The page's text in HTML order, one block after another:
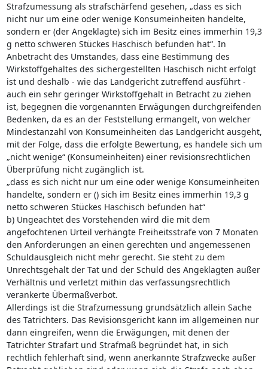
Strafzumessung als strafschärfend gesehen, „dass es sich
nicht nur um eine oder wenige Konsumeinheiten handelte,
sondern er (der Angeklagte) sich im Besitz eines immerhin 19,3
g netto schweren Stückes Haschisch befunden hat“. In
Anbetracht des Umstandes, dass eine Bestimmung des
Wirkstoffgehaltes des sichergestellten Haschisch nicht erfolgt
ist und deshalb - wie das Landgericht zutreffend ausführt -
auch ein sehr geringer Wirkstoffgehalt in Betracht zu ziehen
ist, begegnen die vorgenannten Erwägungen durchgreifenden
Bedenken, da es an der Feststellung ermangelt, von welcher
Mindestanzahl von Konsumeinheiten das Landgericht ausgeht,
mit der Folge, dass die erfolgte Bewertung, es handele sich um
„nicht wenige“ (Konsumeinheiten) einer revisionsrechtlichen
Überprüfung nicht zugänglich ist.
„dass es sich nicht nur um eine oder wenige Konsumeinheiten
handelte, sondern er () sich im Besitz eines immerhin 19,3 g
netto schweren Stückes Haschisch befunden hat“
b) Ungeachtet des Vorstehenden wird die mit dem
angefochtenen Urteil verhängte Freiheitsstrafe von 7 Monaten
den Anforderungen an einen gerechten und angemessenen
Schuldausgleich nicht mehr gerecht. Sie steht zu dem
Unrechtsgehalt der Tat und der Schuld des Angeklagten außer
Verhältnis und verletzt mithin das verfassungsrechtlich
verankerte Übermaßverbot.
Allerdings ist die Strafzumessung grundsätzlich allein Sache
des Tatrichters. Das Revisionsgericht kann im allgemeinen nur
dann eingreifen, wenn die Erwägungen, mit denen der
Tatrichter Strafart und Strafmaß begründet hat, in sich
rechtlich fehlerhaft sind, wenn anerkannte Strafzwecke außer